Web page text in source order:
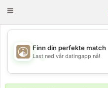
Toggle
💖
💕
Finn din perfekte match
Last ned vår datingapp nå!